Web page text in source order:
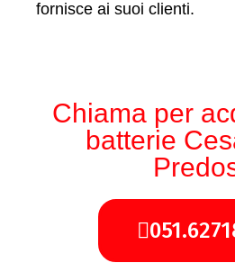
fornisce ai suoi clienti.
Chiama per
batterie